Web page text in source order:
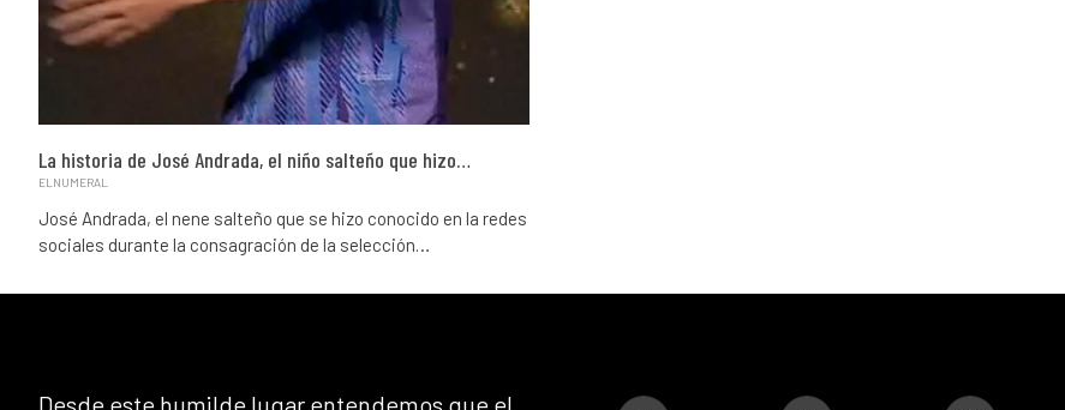
La historia de José Andrada, el niño salteño que hizo…
ELNUMERAL
José Andrada, el nene salteño que se hizo conocido en la redes
sociales durante la consagración de la selección…
Desde este humilde lugar entendemos que el